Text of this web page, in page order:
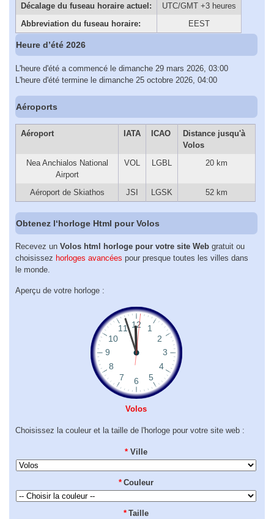
Décalage du fuseau horaire actuel:
UTC/GMT +3 heures
Abbreviation du fuseau horaire:
EEST
Heure d’été 2026
L'heure d'été a commencé le dimanche 29 mars 2026, 03:00
L'heure d'été termine le dimanche 25 octobre 2026, 04:00
Aéroports
Aéroport IATA ICAO
Distance jusqu'à
Volos
Nea Anchialos National
Airport
VOL LGBL 20 km
Aéroport de Skiathos JSI LGSK 52 km
Obtenez l‘horloge Html pour Volos
Recevez un Volos html horloge pour votre site Web gratuit ou
choisissez horloges avancées pour presque toutes les villes dans
le monde.
Aperçu de votre horloge :
Volos
Choisissez la couleur et la taille de l'horloge pour votre site web :
* Ville
* Couleur
* Taille